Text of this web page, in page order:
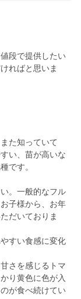
段で提供したい
ればと思いま
た知っていて
い、苗が高いな
です。
。一般的なフル
子様から、お年
だいておりま
すい食感に変化
さを感じるトマ
り黄色に色が入
が食べ続けてい